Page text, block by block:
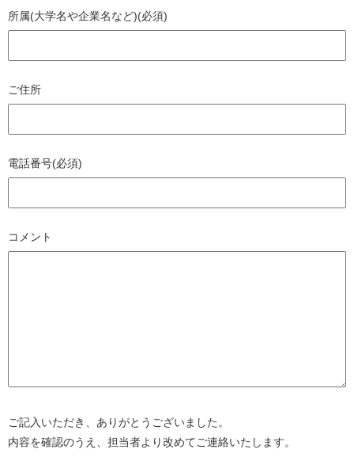
所属(大学名や企業名など)(必須)
ご住所
電話番号(必須)
コメント
ご記入いただき、ありがとうございました。
内容を確認のうえ、担当者より改めてご連絡いたします。